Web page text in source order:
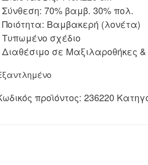
Σύνθεση: 70% βαμβ. 30% πολ.
Ποιότητα: Βαμβακερή (λονέτα)
Τυπωμένο σχέδιο
Διαθέσιμο σε Μαξιλαροθήκες
προϊόντος: 236220